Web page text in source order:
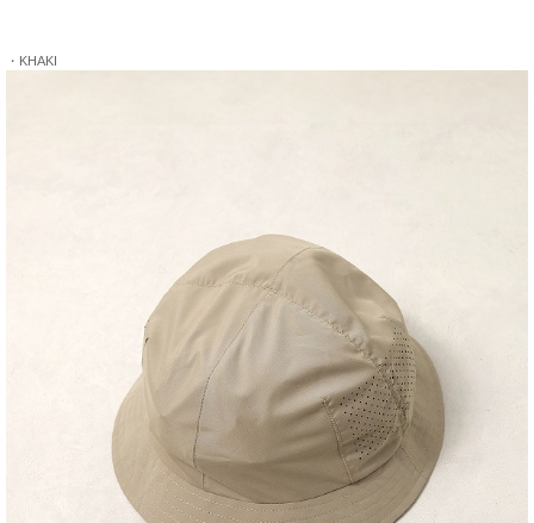
・KHAKI